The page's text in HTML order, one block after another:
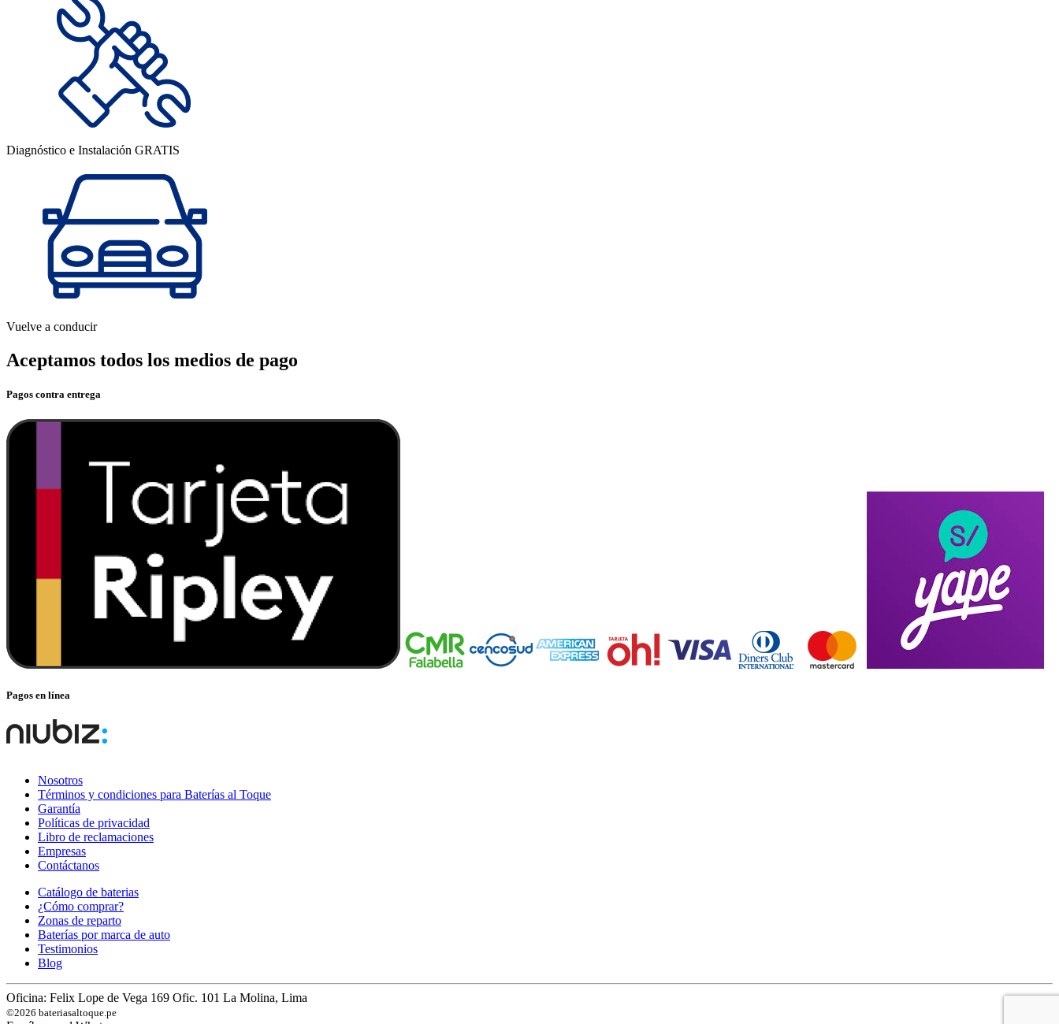
Diagnóstico e Instalación GRATIS
Vuelve a conducir
Aceptamos todos los medios de pago
Pagos contra entrega
Pagos en línea
Nosotros
Términos y condiciones para Baterías al Toque
Garantía
Políticas de privacidad
Libro de reclamaciones
Empresas
Contáctanos
Catálogo de baterias
¿Cómo comprar?
Zonas de reparto
Baterías por marca de auto
Testimonios
Blog
Oficina: Felix Lope de Vega 169 Ofic. 101 La Molina, Lima
©2026 bateriasaltoque.pe